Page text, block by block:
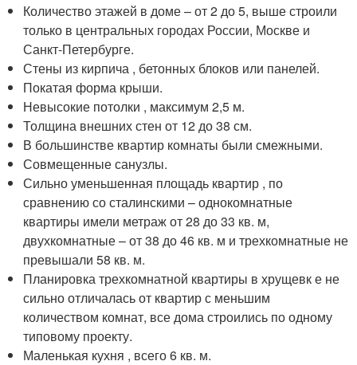
Количество этажей в доме – от 2 до 5, выше строили
только в центральных городах России, Москве и
Санкт-Петербурге.
Стены из кирпича , бетонных блоков или панелей.
Покатая форма крыши.
Невысокие потолки , максимум 2,5 м.
Толщина внешних стен от 12 до 38 см.
В большинстве квартир комнаты были смежными.
Совмещенные санузлы.
Сильно уменьшенная площадь квартир , по
сравнению со сталинскими – однокомнатные
квартиры имели метраж от 28 до 33 кв. м,
двухкомнатные – от 38 до 46 кв. м и трехкомнатные не
превышали 58 кв. м.
Планировка трехкомнатной квартиры в хрущевк е не
сильно отличалась от квартир с меньшим
количеством комнат, все дома строились по одному
типовому проекту.
Маленькая кухня , всего 6 кв. м.